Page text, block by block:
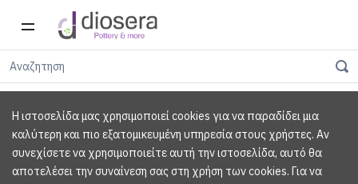
Η ιστοσελίδα μας χρησιμοποιεί cookies για να παραδίδει μια
καλύτερη και πιο εξατομικευμένη υπηρεσία στους χρήστες. Αν
συνεχίσετε να χρησιμοποιείτε αυτή την ιστοσελίδα, αυτό θα
αποτελέσει την συναίνεση σας στη χρήση των cookies. Για να